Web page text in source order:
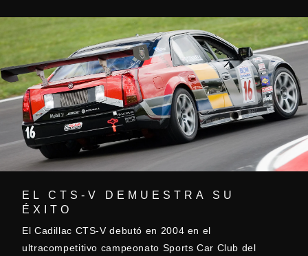
EL CTS-V DEMUESTRA SU
ÉXITO
El Cadillac CTS-V debutó en 2004 en el
ultracompetitivo campeonato Sports Car Club del